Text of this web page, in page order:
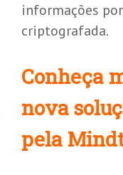
informações
criptografada.
Conheça
nova
pela